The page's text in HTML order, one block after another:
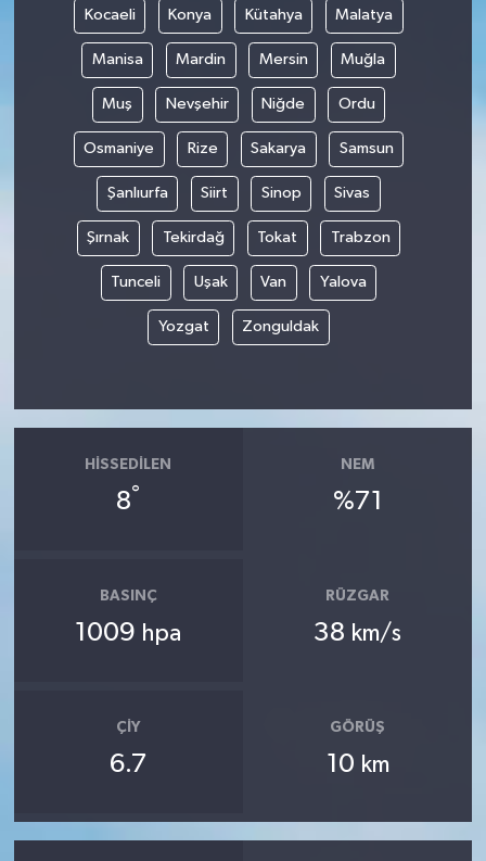
Kocaeli Konya Kütahya Malatya
Manisa Mardin Mersin Muğla
Muş Nevşehir Niğde Ordu
Osmaniye Rize Sakarya Samsun
Şanlıurfa Siirt Sinop Sivas
Şırnak Tekirdağ Tokat Trabzon
Tunceli Uşak Van Yalova
Yozgat Zonguldak
HISSEDILEN
8°
NEM
%71
BASINÇ
1009 hpa
RÜZGAR
38 km/s
ÇIY
6.7
GÖRÜŞ
10 km